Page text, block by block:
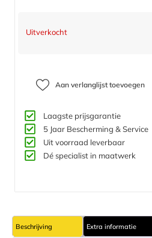
Uitverkocht
Aan verlanglijst toevoegen
Laagste prijsgarantie
5 Jaar Bescherming & Service​
Uit voorraad leverbaar
Dé specialist in maatwerk
Beschrijving Extra informatie